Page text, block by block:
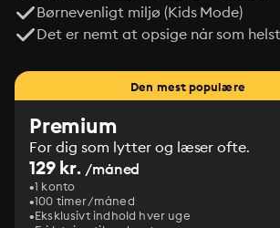
Børnevenligt miljø (Kids Mode)
Det er nemt at opsige når som helst
Den mest populære
Premium
For dig som lytter og læser ofte.
129 kr. /måned
1 konto
100 timer/måned
Eksklusivt indhold hver uge